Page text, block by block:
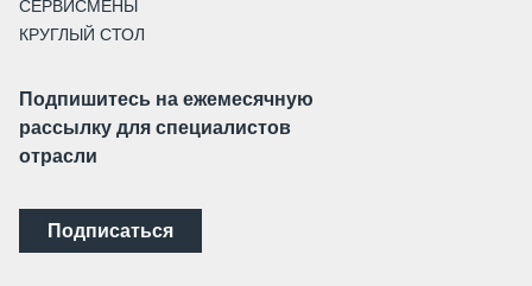
СЕРВИСМЕНЫ
КРУГЛЫЙ СТОЛ
Подпишитесь на ежемесячную
рассылку для специалистов
отрасли
Подписаться